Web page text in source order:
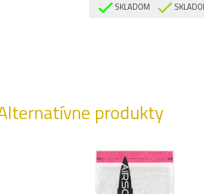
SKLADOM
produkty